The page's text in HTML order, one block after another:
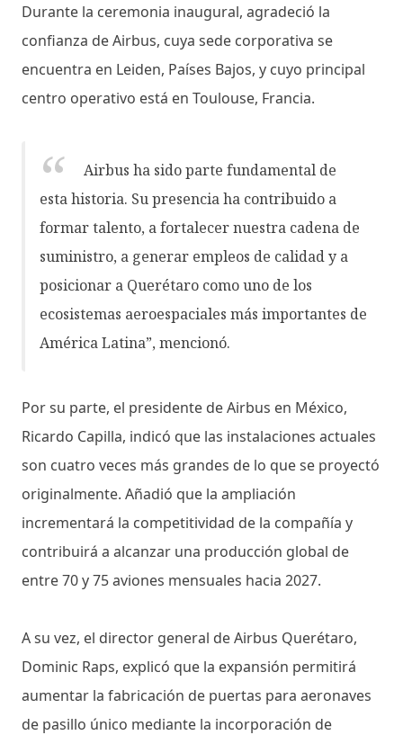
Durante la ceremonia inaugural, agradeció la
confianza de Airbus, cuya sede corporativa se
encuentra en Leiden, Países Bajos, y cuyo principal
centro operativo está en Toulouse, Francia.
Airbus ha sido parte fundamental de
esta historia. Su presencia ha contribuido a
formar talento, a fortalecer nuestra cadena de
suministro, a generar empleos de calidad y a
posicionar a Querétaro como uno de los
ecosistemas aeroespaciales más importantes de
América Latina”, mencionó.
Por su parte, el presidente de Airbus en México,
Ricardo Capilla, indicó que las instalaciones actuales
son cuatro veces más grandes de lo que se proyectó
originalmente. Añadió que la ampliación
incrementará la competitividad de la compañía y
contribuirá a alcanzar una producción global de
entre 70 y 75 aviones mensuales hacia 2027.
A su vez, el director general de Airbus Querétaro,
Dominic Raps, explicó que la expansión permitirá
aumentar la fabricación de puertas para aeronaves
de pasillo único mediante la incorporación de